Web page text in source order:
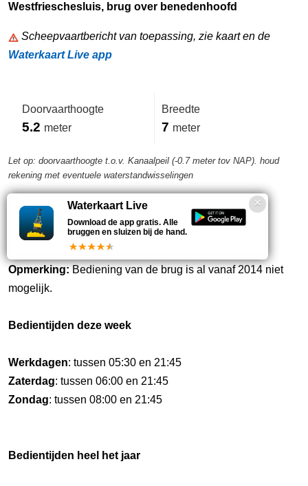
Westfrieschesluis, brug over benedenhoofd
Scheepvaartbericht van toepassing, zie kaart en de
Waterkaart Live app
Doorvaarthoogte
5.2 meter
Breedte
7 meter
Let op: doorvaarthoogte t.o.v. Kanaalpeil (-0.7 meter tov NAP). houd
rekening met eventuele waterstandwisselingen
Marifoonkanaal
-
Telefoonnummer
0881110435
Opmerking:Bediening van de brug is al vanaf 2014 niet
mogelijk.
Bedientijden deze week
Werkdagen: tussen 05:30 en 21:45
Zaterdag: tussen 06:00 en 21:45
Zondag: tussen 08:00 en 21:45
Bedientijden heel het jaar
Waterkaart Live
Download de app gratis. Alle
bruggen en sluizen bij de hand.